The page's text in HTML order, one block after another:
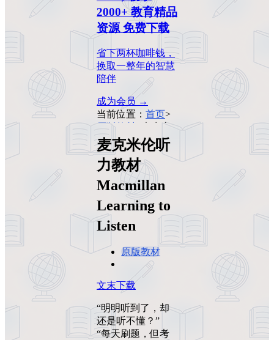
2000+ 教育精品
资源 免费下载
省下两杯咖啡钱，
换取一整年的智慧
陪伴
成为会员 →
当前位置： 首页>
原版教材
麦克米
伦听力教材
Macmillan Learning
to Listen
麦克米伦听
力教材
Macmillan
Learning to
Listen
原版教材
文末下载
“明明听到了，却
还是听不懂？”
“每天刷题，但考